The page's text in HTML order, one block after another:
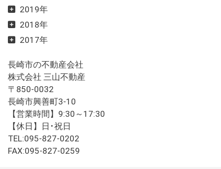
2019年
2018年
2017年
長崎市の不動産会社
株式会社 三山不動産
〒850-0032
長崎市興善町3-10
【営業時間】9:30～17:30
【休日】日･祝日
TEL:095-827-0202
FAX:095-827-0259